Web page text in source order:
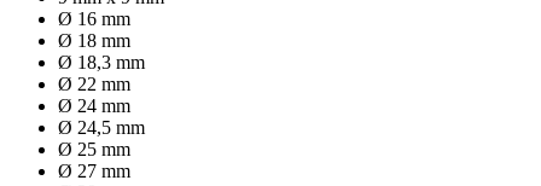
Ø 16 mm
Ø 18 mm
Ø 18,3 mm
Ø 22 mm
Ø 24 mm
Ø 24,5 mm
Ø 25 mm
Ø 27 mm